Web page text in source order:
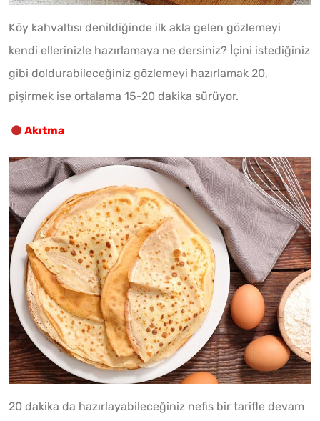
Köy kahvaltısı denildiğinde ilk akla gelen gözlemeyi
kendi ellerinizle hazırlamaya ne dersiniz? İçini istediğiniz
gibi doldurabileceğiniz gözlemeyi hazırlamak 20,
pişirmek ise ortalama 15-20 dakika sürüyor.
Akıtma
20 dakika da hazırlayabileceğiniz nefis bir tarifle devam